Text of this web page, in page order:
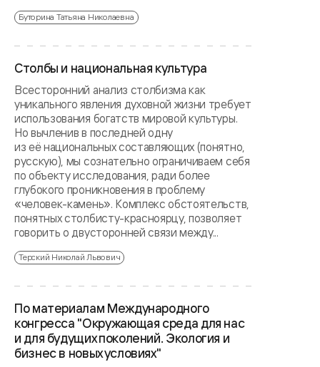
Буторина Татьяна Николаевна
Столбы и национальная культура
Всесторонний анализ столбизма как
уникального явления духовной жизни требует
использования богатств мировой культуры.
Но вычленив в последней одну
из её национальных составляющих (понятно,
русскую), мы сознательно ограничиваем себя
по объекту исследования, ради более
глубокого проникновения в проблему
«человек-камень». Комплекс обстоятельств,
понятных столбисту-красноярцу, позволяет
говорить о двусторонней связи между...
Терский Николай Львович
По материалам Международного
конгресса "Окружающая среда для нас
и для будущих поколений. Экология и
бизнес в новых условиях"